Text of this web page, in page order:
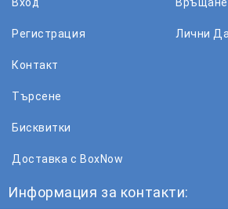
Регистрация Лични
Контакт
Търсене
Бисквитки
Доставка с BoxNow
Информация за контакти: